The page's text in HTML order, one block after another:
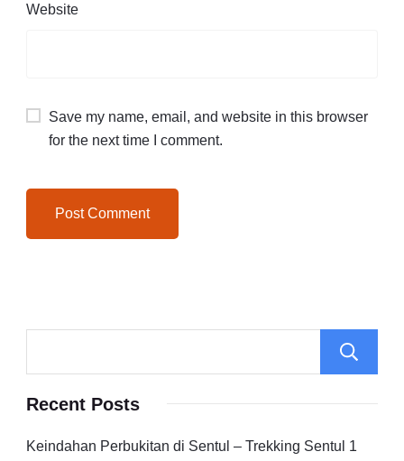
Website
Save my name, email, and website in this browser
for the next time I comment.
Recent Posts
Keindahan Perbukitan di Sentul – Trekking Sentul 1